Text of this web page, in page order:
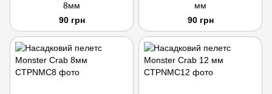
8мм
90 грн
мм
90 грн